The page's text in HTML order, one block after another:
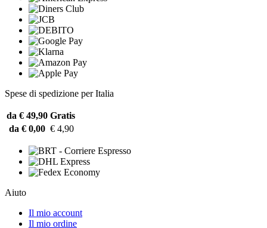
Spese di spedizione per Italia
da € 49,90 Gratis
da € 0,00 € 4,90
Aiuto
Il mio account
Il mio ordine